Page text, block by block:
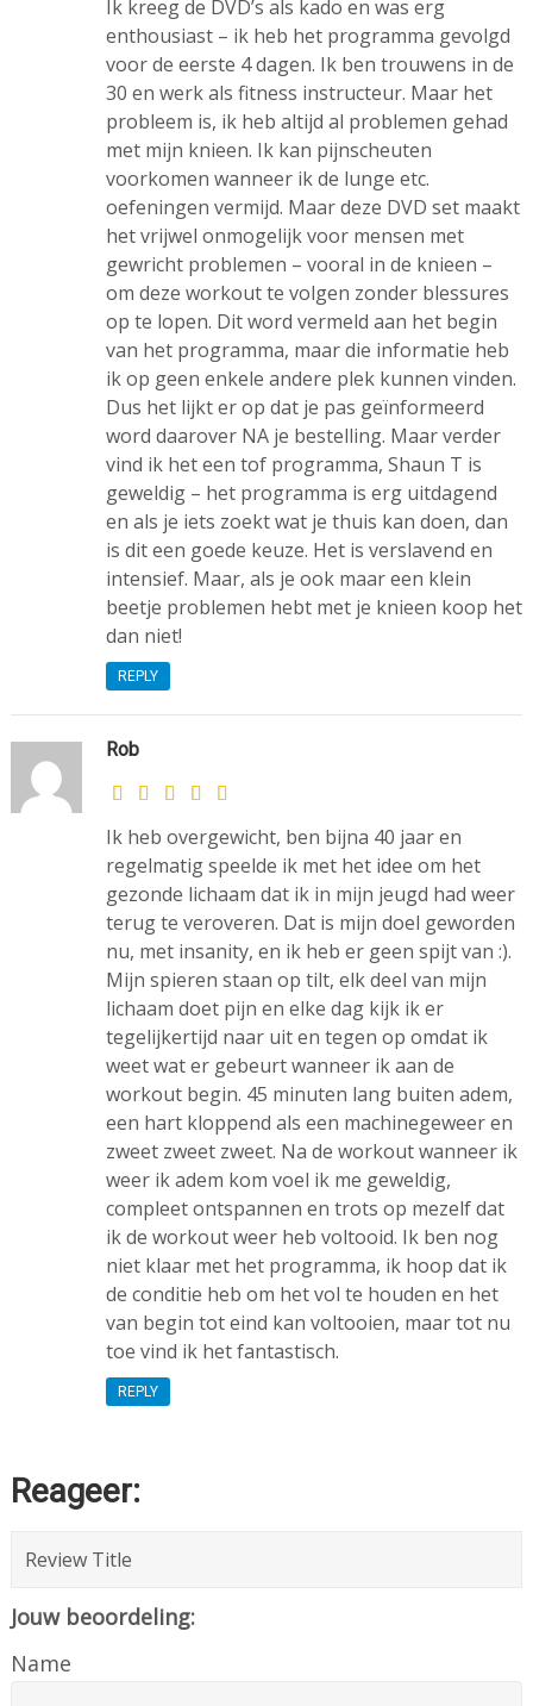
Ik kreeg de DVD’s als kado en was erg
enthousiast – ik heb het programma gevolgd
voor de eerste 4 dagen. Ik ben trouwens in de
30 en werk als fitness instructeur. Maar het
probleem is, ik heb altijd al problemen gehad
met mijn knieen. Ik kan pijnscheuten
voorkomen wanneer ik de lunge etc.
oefeningen vermijd. Maar deze DVD set maakt
het vrijwel onmogelijk voor mensen met
gewricht problemen – vooral in de knieen –
om deze workout te volgen zonder blessures
op te lopen. Dit word vermeld aan het begin
van het programma, maar die informatie heb
ik op geen enkele andere plek kunnen vinden.
Dus het lijkt er op dat je pas geïnformeerd
word daarover NA je bestelling. Maar verder
vind ik het een tof programma, Shaun T is
geweldig – het programma is erg uitdagend
en als je iets zoekt wat je thuis kan doen, dan
is dit een goede keuze. Het is verslavend en
intensief. Maar, als je ook maar een klein
beetje problemen hebt met je knieen koop het
dan niet!
REPLY
Rob
Ik heb overgewicht, ben bijna 40 jaar en
regelmatig speelde ik met het idee om het
gezonde lichaam dat ik in mijn jeugd had weer
terug te veroveren. Dat is mijn doel geworden
nu, met insanity, en ik heb er geen spijt van :).
Mijn spieren staan op tilt, elk deel van mijn
lichaam doet pijn en elke dag kijk ik er
tegelijkertijd naar uit en tegen op omdat ik
weet wat er gebeurt wanneer ik aan de
workout begin. 45 minuten lang buiten adem,
een hart kloppend als een machinegeweer en
zweet zweet zweet. Na de workout wanneer ik
weer ik adem kom voel ik me geweldig,
compleet ontspannen en trots op mezelf dat
ik de workout weer heb voltooid. Ik ben nog
niet klaar met het programma, ik hoop dat ik
de conditie heb om het vol te houden en het
van begin tot eind kan voltooien, maar tot nu
toe vind ik het fantastisch.
REPLY
Reageer:
Jouw beoordeling:
Name